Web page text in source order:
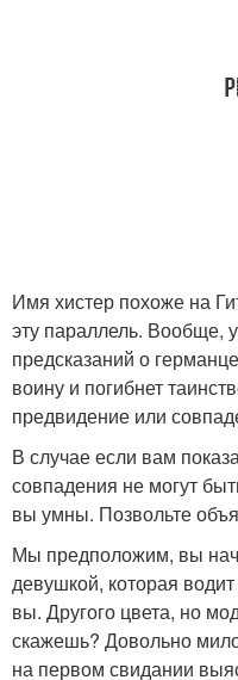
Имя хистер похоже на
эту параллель. Вообще,
предсказаний о
воину и погибнет
предвидение или
В случае если вам
совпадения не могут
вы умны. Позвольте
Мы предположим, вы
девушкой, которая
вы. Другого цвета, но
скажешь? Довольно
на первом свидании